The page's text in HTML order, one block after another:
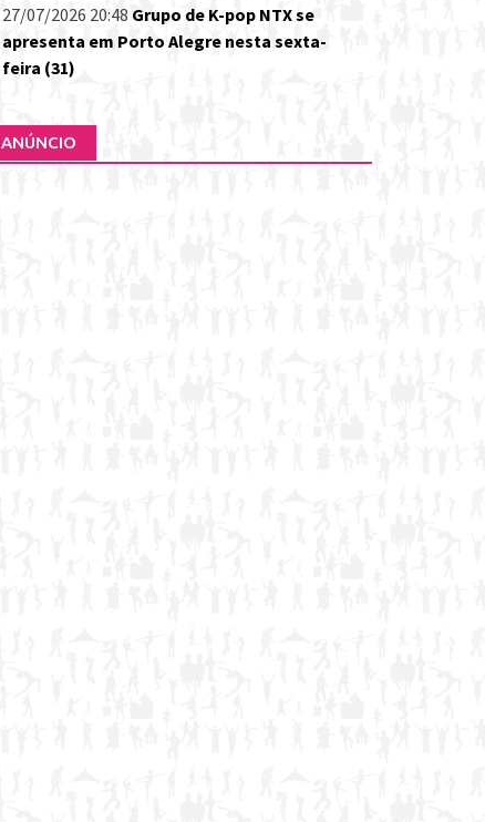
27/07/2026 20:48 Grupo de K-pop NTX se
apresenta em Porto Alegre nesta sexta-
feira (31)
ANÚNCIO